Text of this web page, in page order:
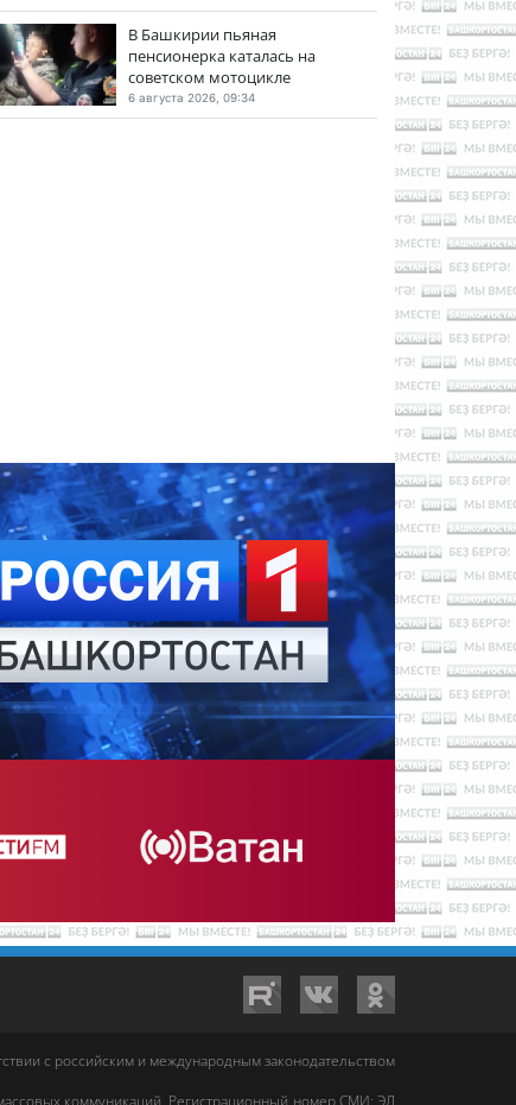
В Башкирии пьяная
пенсионерка каталась на
советском мотоцикле
6 августа 2026, 09:34
с российским и международным законодательством